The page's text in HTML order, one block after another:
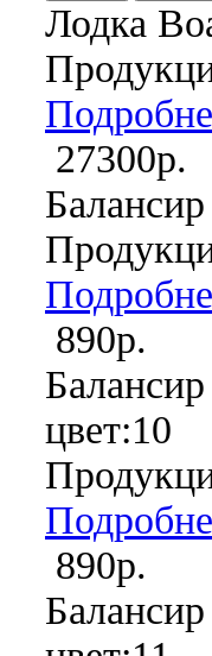
Лодка
27300р.
890р.
цвет:10
890р.